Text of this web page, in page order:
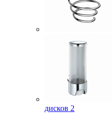
дисков 2